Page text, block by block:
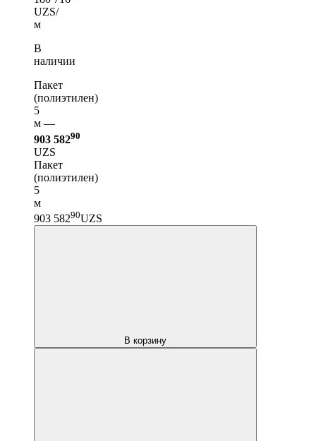
UZS/
м
В
наличии
Пакет
(полиэтилен)
5
м —
903 58290
UZS
Пакет
(полиэтилен)
5
м
903 58290UZS
В корзину